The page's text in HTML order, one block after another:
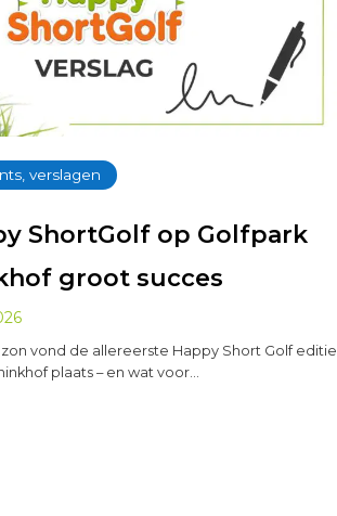
verslagen
ShortGolf op Golfpark
groot succes
vond de allereerste Happy Short Golf editie
plaats – en wat voor…